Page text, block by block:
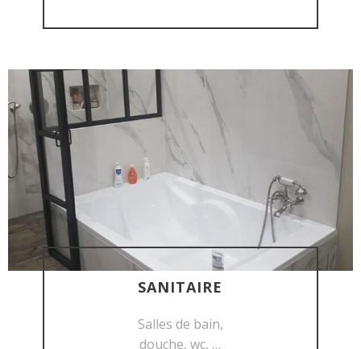
SANITAIRE
Salles de bain,
douche, wc, …
DÉCOUVRIR